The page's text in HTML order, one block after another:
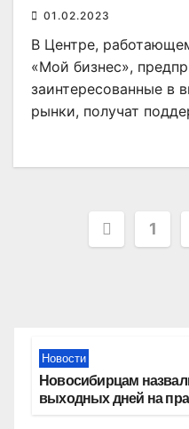
01.02.2023
В Центре,
«Мой бизнес»,
заинтересованные в
рынки, получат
1
Новости
Новосибирцам
выходных дней на